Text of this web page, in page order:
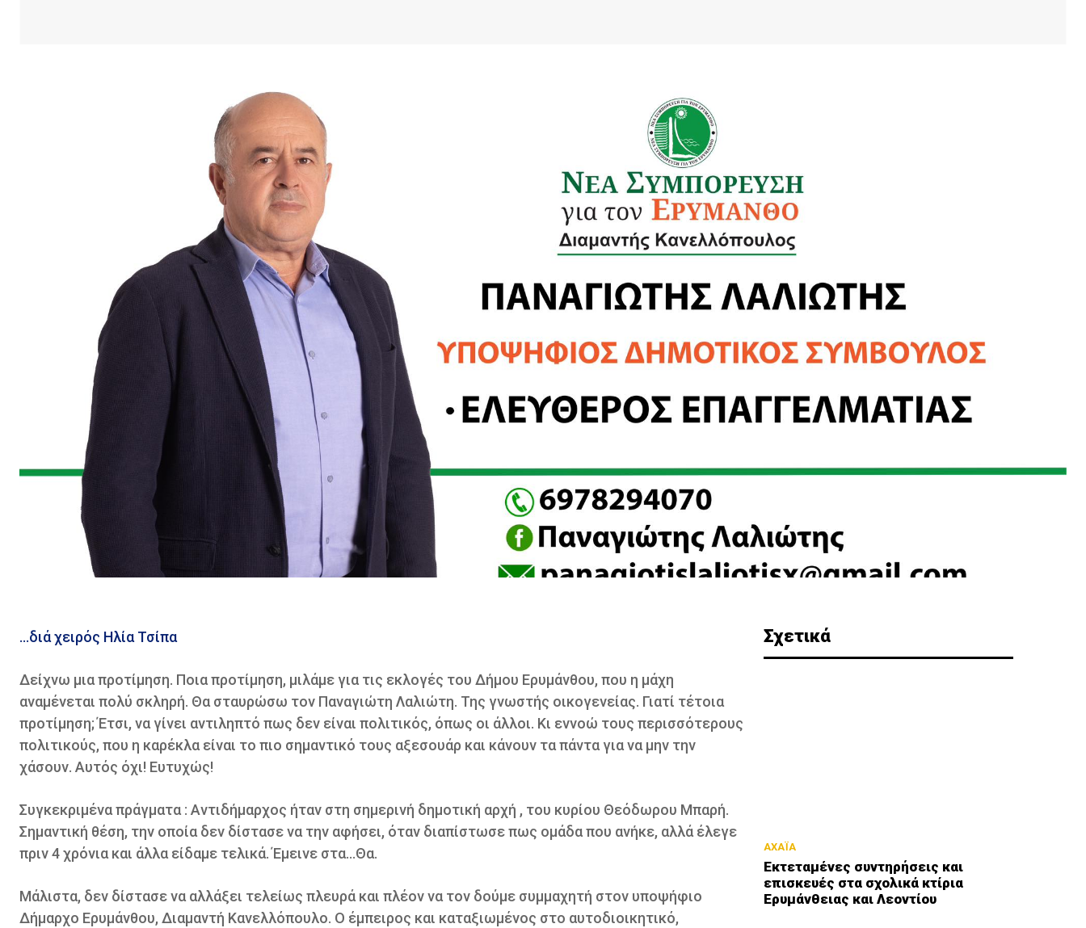
…διά χειρός Hλία Τσίπα
Δείχνω μια προτίμηση. Ποια προτίμηση, μιλάμε για τις εκλογές του Δήμου Ερυμάνθου, που η μάχη
αναμένεται πολύ σκληρή. Θα σταυρώσω τον Παναγιώτη Λαλιώτη. Της γνωστής οικογενείας. Γιατί τέτοια
προτίμηση; Έτσι, να γίνει αντιληπτό πως δεν είναι πολιτικός, όπως οι άλλοι. Κι εννοώ τους περισσότερους
πολιτικούς, που η καρέκλα είναι το πιο σημαντικό τους αξεσουάρ και κάνουν τα πάντα για να μην την
χάσουν. Αυτός όχι! Ευτυχώς!
Συγκεκριμένα πράγματα : Αντιδήμαρχος ήταν στη σημερινή δημοτική αρχή , του κυρίου Θεόδωρου Μπαρή.
Σημαντική θέση, την οποία δεν δίστασε να την αφήσει, όταν διαπίστωσε πως ομάδα που ανήκε, αλλά έλεγε
πριν 4 χρόνια και άλλα είδαμε τελικά. Έμεινε στα…Θα.
Μάλιστα, δεν δίστασε να αλλάξει τελείως πλευρά και πλέον να τον δούμε συμμαχητή στον υποψήφιο
Δήμαρχο Ερυμάνθου, Διαμαντή Κανελλόπουλο. Ο έμπειρος και καταξιωμένος στο αυτοδιοικητικό,
Σχετικά
ΑΧΑΪΑ
Εκτεταμένες συντηρήσεις και
επισκευές στα σχολικά κτίρια
Ερυμάνθειας και Λεοντίου